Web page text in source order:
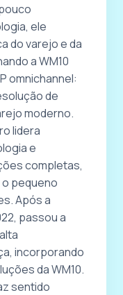
ele
do varejo e da
a WM10
omnichannel:
de
moderno.
lidera
e
completas,
pequeno
Após a
passou a
incorporando
da WM10.
sentido